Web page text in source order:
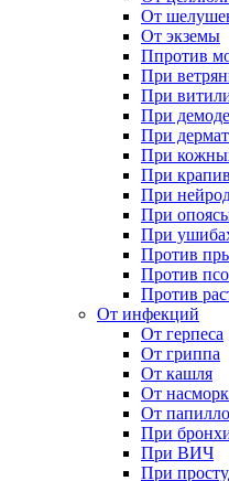
От
От экземы
Ппротив
При
При
При
При
При
При
При
При
При
Против
Против
Против
От инфекций
От герпеса
От гриппа
От кашля
От
От
При
При ВИЧ
При